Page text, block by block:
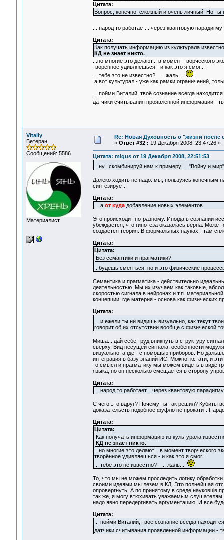
Цитата:
Вопрос, конечно, сложный и очень личный. Но ты
... народ то работает... через квантовую
Цитата:
Как получать информацию из культурала
КД не знает никто.
...но многие это делают... в момент творческого
творённое удивляешься - и как это я смог...
... тебе это не известно? ... жаль...
а вот культурал - уже как рамки ограничений,
... пойми Виталий, твоё сознание всегда
датчики считывания проявленной информации -
Vitaliy
Ветеран
Сообщений: 5586
Материалист
Re: Новая Духовность о "жизни после
« Ответ #32 : 19 Декабря 2008, 23:47:26 »
Цитата: migus от 19 Декабря 2008, 22:51:53
...ну...скомбинируй нам к примеру ... "Войну и
Далеко ходить не надо: мы, пользуясь конечным
синтезирует.
Цитата:
... аот кудадобавление новых элементов
Это происходит по-разному. Иногда в сознании
убеждается, что гипотеза оказалась верна.
создается теория. В формальных науках - там
Цитата:
Цитата:
Без семантики и прагматики?
...будешь смеяться, но и это физические
Семантика и прагматика - действительно
деятельностью. Мы их изучаем как таковые,
скоростью сигнала в нейронах и т.п.
концепции, где материя - основа как физических
Цитата:
... и ежели ты ни видишь визуально, как текут
говорит об их отсутствии вообще с физической
Миша... дай себе труд вникнуть в структуру
сверху. Вид несущей сигнала, особенности
визуально, а где - с помощью приборов. Но
интеграция в базу знаний ИС. Можно, кстати, и
то смысл и прагматику мы можем видеть в виде
языка, но он несколько смещается в сторону
Цитата:
... народ то работает... через квантовую
С чего это вдруг? Почему ты так решил? Кубиты
доказательств подобное фуфло не прокатит.
Цитата:
Цитата:
Как получать информацию из культурала
КД не знает никто.
...но многие это делают... в момент творческого
творённое удивляешься - и как это я смог...
... тебе это не известно? ... жаль...
То, что мы не можем проследить логику
своими идеями мы лезем в КД. Это полнейшая
опровергнуть. А по принятому в среде
так же, я могу втюхивать уважаемым
надо явно передергивать аргументацию. И все
Цитата:
... пойми Виталий, твоё сознание всегда
датчики считывания проявленной информации -